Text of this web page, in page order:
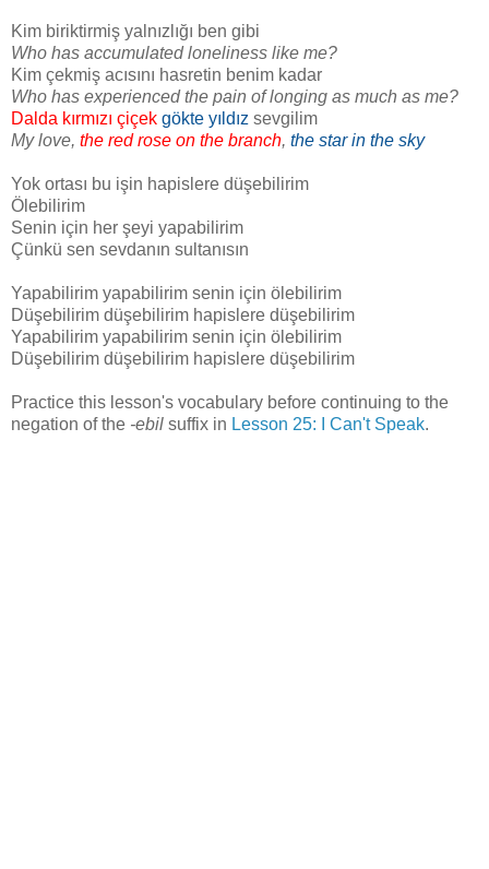
Kim biriktirmiş yalnızlığı ben gibi
Who has accumulated loneliness like me?
Kim çekmiş acısını hasretin benim kadar
Who has experienced the pain of longing as much as me?
Dalda kırmızı çiçek gökte yıldız sevgilim
My love, the red rose on the branch, the star in the sky
Yok ortası bu işin hapislere düşebilirim
Ölebilirim
Senin için her şeyi yapabilirim
Çünkü sen sevdanın sultanısın
Yapabilirim yapabilirim senin için ölebilirim
Düşebilirim düşebilirim hapislere düşebilirim
Yapabilirim yapabilirim senin için ölebilirim
Düşebilirim düşebilirim hapislere düşebilirim
Practice this lesson's vocabulary before continuing to the
negation of the -ebil suffix in Lesson 25: I Can't Speak.